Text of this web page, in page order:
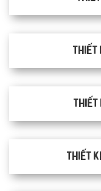
Thiết
Thiết
thiết